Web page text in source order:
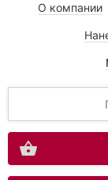
О компании